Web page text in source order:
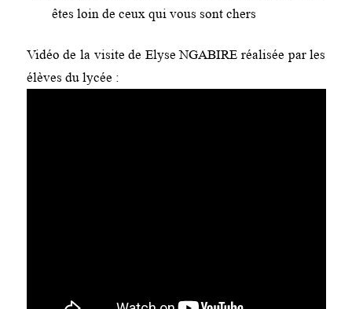
êtes loin de ceux qui vous sont chers
Vidéo de la visite de Elyse NGABIRE réalisée par les
élèves du lycée :